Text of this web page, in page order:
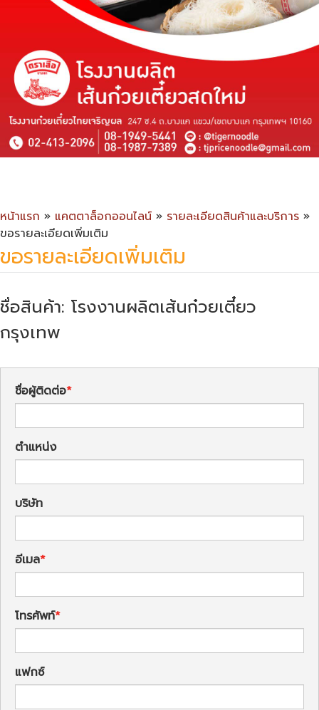
หน้าแรก » แคตตาล็อกออนไลน์ » รายละเอียดสินค้าและบริการ »
ขอรายละเอียดเพิ่มเติม
ขอรายละเอียดเพิ่มเติม
ชื่อสินค้า: โรงงานผลิตเส้นก๋วยเตี๋ยว
กรุงเทพ
ชื่อผู้ติดต่อ
ตำแหน่ง
บริษัท
อีเมล
โทรศัพท์
แฟกซ์